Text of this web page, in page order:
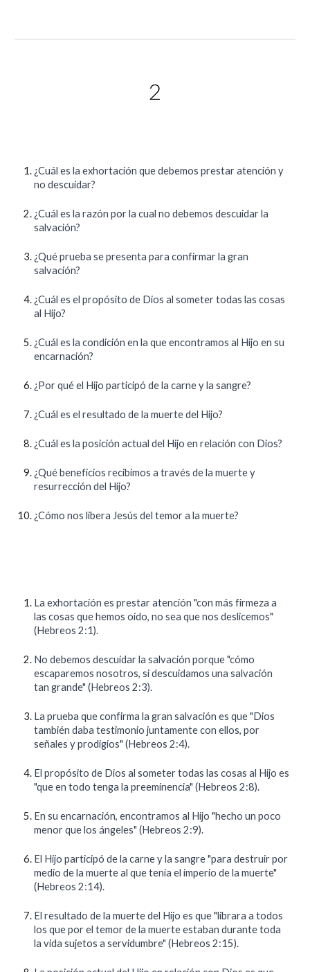
2
¿Cuál es la exhortación que debemos prestar atención y
no descuidar?
¿Cuál es la razón por la cual no debemos descuidar la
salvación?
¿Qué prueba se presenta para confirmar la gran
salvación?
¿Cuál es el propósito de Dios al someter todas las cosas
al Hijo?
¿Cuál es la condición en la que encontramos al Hijo en su
encarnación?
¿Por qué el Hijo participó de la carne y la sangre?
¿Cuál es el resultado de la muerte del Hijo?
¿Cuál es la posición actual del Hijo en relación con Dios?
¿Qué beneficios recibimos a través de la muerte y
resurrección del Hijo?
¿Cómo nos libera Jesús del temor a la muerte?
La exhortación es prestar atención "con más firmeza a
las cosas que hemos oído, no sea que nos deslicemos"
(Hebreos 2:1).
No debemos descuidar la salvación porque "cómo
escaparemos nosotros, si descuidamos una salvación
tan grande" (Hebreos 2:3).
La prueba que confirma la gran salvación es que "Dios
también daba testimonio juntamente con ellos, por
señales y prodigios" (Hebreos 2:4).
El propósito de Dios al someter todas las cosas al Hijo es
"que en todo tenga la preeminencia" (Hebreos 2:8).
En su encarnación, encontramos al Hijo "hecho un poco
menor que los ángeles" (Hebreos 2:9).
El Hijo participó de la carne y la sangre "para destruir por
medio de la muerte al que tenía el imperio de la muerte"
(Hebreos 2:14).
El resultado de la muerte del Hijo es que "librara a todos
los que por el temor de la muerte estaban durante toda
la vida sujetos a servidumbre" (Hebreos 2:15).